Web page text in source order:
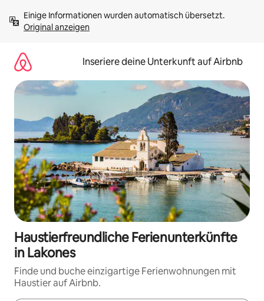
Inhalten
springenOriginal anzeigen
Inseriere deine Unterkunft auf Airbnb
Haustierfreundliche Ferienunterkünfte
in Lakones
Finde und buche einzigartige Ferienwohnungen mit
Haustier auf Airbnb.